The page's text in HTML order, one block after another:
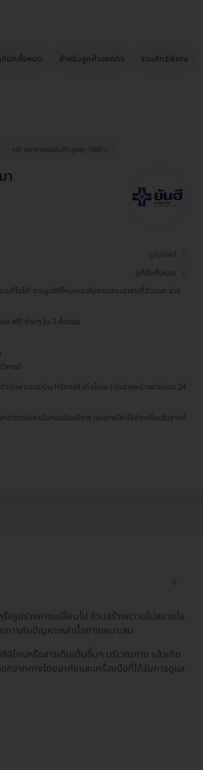
นิกทั้งหมด สำหรับลูกค้าองค์กร รวมสิทธิพิเศษ
HD ออกค่าประเมินให้! สูงสุด 1500 บ.
า
ดูโปรไฟล์
ดูที่ตั้งทั้งหมด
แก้ไขได้! การขูดซิลิโคนเหลวคือการเลาะเอาสารที่ฉีดออก ช่วย
ง ฟรี! ง่ายๆ ใน 3 ขั้นตอน
ทำนัดผ่านแอดมิน HDmall เท่านั้นนะ (นัดล่วงหน้าอย่างน้อย 24
ย์ตรวจประเมินก่อนรับบริการ และอาจมีค่าใช้จ่ายเพิ่มเติมจากที่
ปร่างคางเปลี่ยนไป ล้วนสร้างความไม่สบายใจ
ารกับปัญหาเหล่านี้อย่างเหมาะสม
โคนหรือสารเติมเต็มอื่นๆ บริเวณคาง แล้วเกิด
จากคางโดยอาศัยและเครื่องมือที่ได้รับการดูแล